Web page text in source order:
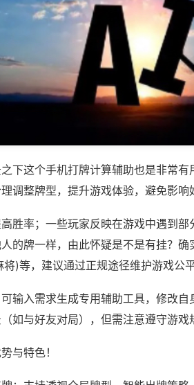
下这个手机打牌计算辅助也是非常
调整牌型，提升游戏体验，避免影响
胜率；一些玩家反映在游戏中遇到部
的牌一样，由此怀疑是不是有挂？
)等，建议通过正规途径维护游戏公平
输入需求生成专用辅助工具，修改
如与好友对局），但需注意遵守游戏
与特色！